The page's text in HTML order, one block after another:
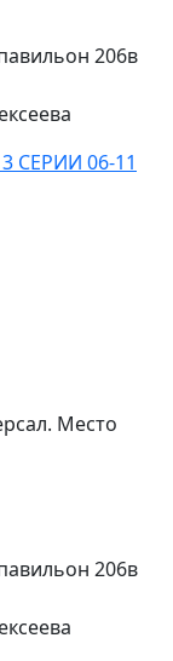
206в
СЕРИИ 06-11
Место
206в